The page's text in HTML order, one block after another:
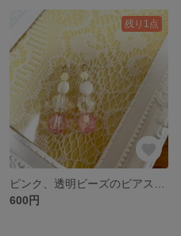
残り1点
600円